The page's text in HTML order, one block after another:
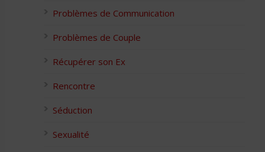
Problèmes de Communication
Problèmes de Couple
Récupérer son Ex
Rencontre
Séduction
Sexualité